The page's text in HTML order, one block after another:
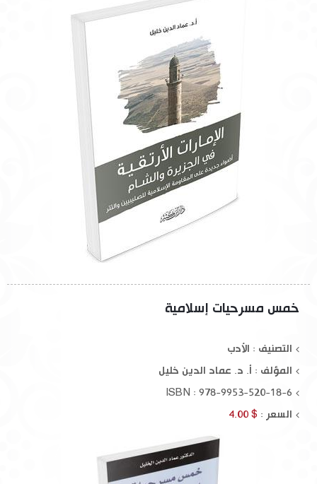
خمس مسرحيات إسلامية
التصنيف : الأدب
المؤلف : أ. د. عماد الدين خليل
ISBN : 978-9953-520-18-6
السعر : $ 4.00